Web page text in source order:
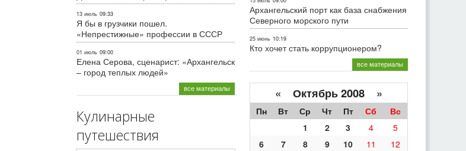
13 июль 09:33
Я бы в грузчики пошел.
«Непрестижные» профессии в СССР
01 июль 09:00
Елена Серова, сценарист: «Архангельск
– город теплых людей»
все материалы
Кулинарные
путешествия
Архангельский порт как база снабжения
Северного морского пути
25 июнь 10:19
Кто хочет стать коррупционером?
все материалы
« Октябрь 2008 »
Пн Вт Ср Чт Пт Сб
Вс
1
2 3 4
5
6
7 8 9 10 11
12